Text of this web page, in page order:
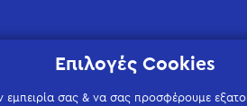
Επιλογές Cookies
σας & να σας προσφέρουμε